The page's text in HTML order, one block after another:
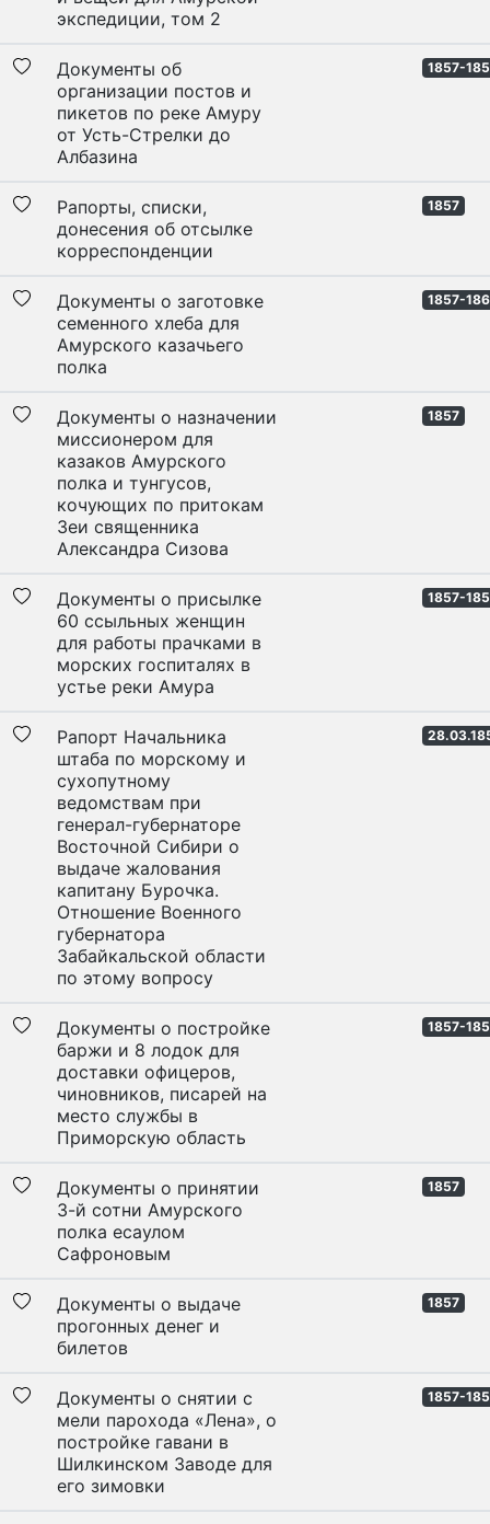
экспедиции, том 2
Документы об
организации постов и
пикетов по реке Амуру
от Усть-Стрелки до
Албазина
1857-
Рапорты, списки,
донесения об отсылке
корреспонденции
1857
Документы о заготовке
семенного хлеба для
Амурского казачьего
полка
1857-
Документы о назначении
миссионером для
казаков Амурского
полка и тунгусов,
кочующих по притокам
Зеи священника
Александра Сизова
1857
Документы о присылке
60 ссыльных женщин
для работы прачками в
морских госпиталях в
устье реки Амура
1857-
Рапорт Начальника
штаба по морскому и
сухопутному
ведомствам при
генерал-губернаторе
Восточной Сибири о
выдаче жалования
капитану Бурочка.
Отношение Военного
губернатора
Забайкальской области
по этому вопросу
Документы о постройке
баржи и 8 лодок для
доставки офицеров,
чиновников, писарей на
место службы в
Приморскую область
1857-
Документы о принятии
3-й сотни Амурского
полка есаулом
Сафроновым
1857
Документы о выдаче
прогонных денег и
билетов
1857
Документы о снятии с
мели парохода «Лена», о
постройке гавани в
Шилкинском Заводе для
его зимовки
1857-